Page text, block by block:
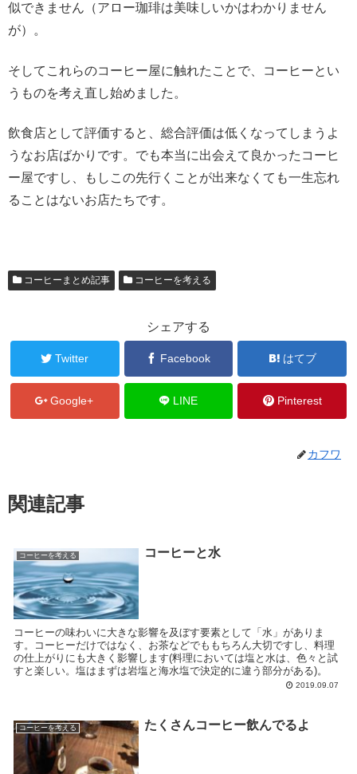
似できません（アロー珈琲は美味しいかはわかりません
が）。
そしてこれらのコーヒー屋に触れたことで、コーヒーとい
うものを考え直し始めました。
飲食店として評価すると、総合評価は低くなってしまうよ
うなお店ばかりです。でも本当に出会えて良かったコーヒ
ー屋ですし、もしこの先行くことが出来なくても一生忘れ
ることはないお店たちです。
コーヒーまとめ記事 コーヒーを考える
シェアする
Twitter Facebook はてブ
Google+ LINE Pinterest
カフワ
関連記事
コーヒーを考える コーヒーと水
コーヒーの味わいに大きな影響を及ぼす要素として「水」がありま
す。コーヒーだけではなく、お茶などでももちろん大切ですし、料理
の仕上がりにも大きく影響します(料理においては塩と水は、色々と試
すと楽しい。塩はまずは岩塩と海水塩で決定的に違う部分がある)。
2019.09.07
コーヒーを考える たくさんコーヒー飲んでるよ